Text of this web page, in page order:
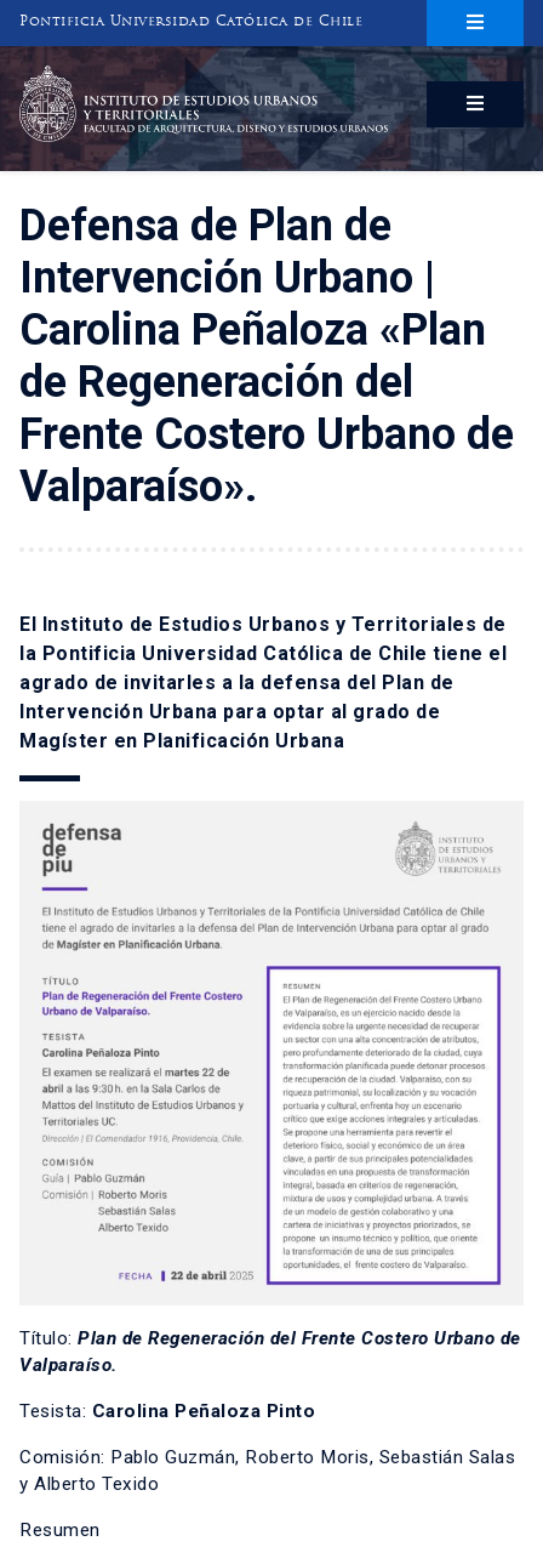
Pontificia Universidad Católica de Chile
INSTITUTO DE ESTUDIOS URBANOS
Y TERRITORIALES
FACULTAD DE ARQUITECTURA, DISEÑO Y ESTUDIOS URBANOS
Defensa de Plan de
Intervención Urbano |
Carolina Peñaloza «Plan
de Regeneración del
Frente Costero Urbano de
Valparaíso».
El Instituto de Estudios Urbanos y Territoriales de
la Pontificia Universidad Católica de Chile tiene el
agrado de invitarles a la defensa del Plan de
Intervención Urbana para optar al grado de
Magíster en Planificación Urbana
Título: Plan de Regeneración del Frente Costero Urbano de
Valparaíso.
Tesista: Carolina Peñaloza Pinto
Comisión: Pablo Guzmán, Roberto Moris, Sebastián Salas
y Alberto Texido
Resumen